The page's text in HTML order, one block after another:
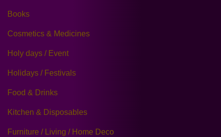
Books
Cosmetics & Medicines
Holy days / Event
Holidays / Festivals
Food & Drinks
Kitchen & Disposables
Furniture / Living / Home Deco